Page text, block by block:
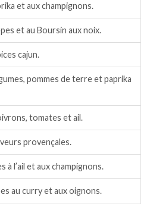
et aux champignons.
et au Boursin aux noix.
cajun.
pommes de terre et paprika
tomates et ail.
provençales.
l’ail et aux champignons.
au curry et aux oignons.